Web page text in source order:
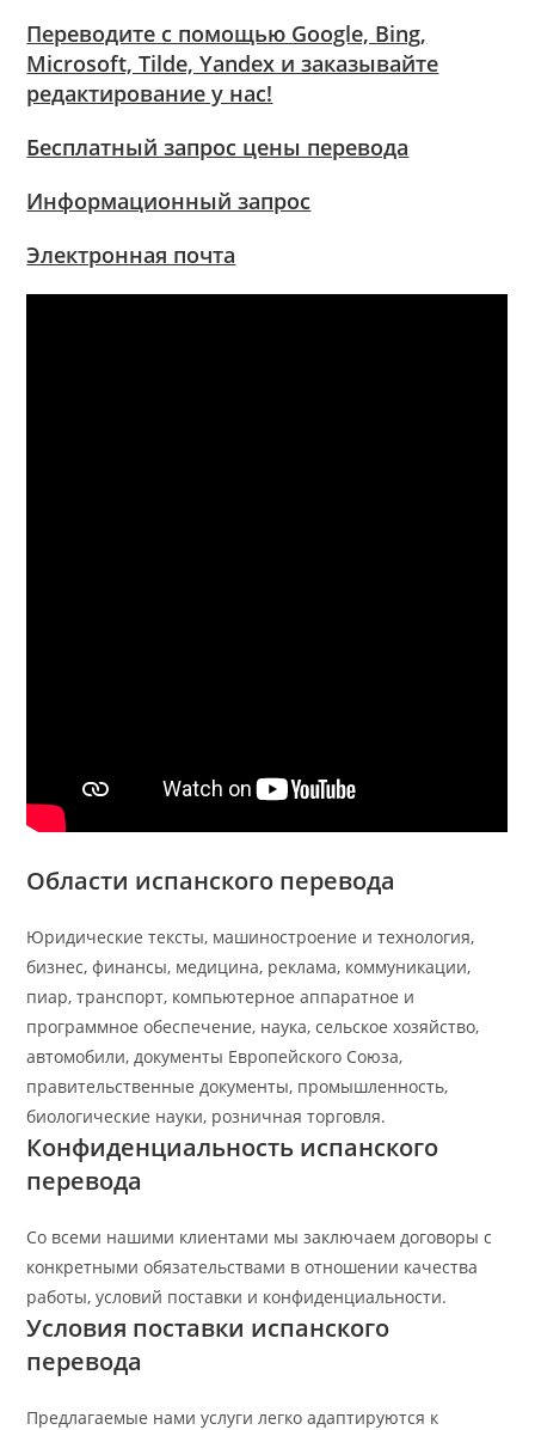
Переводите с помощью Google, Bing,
Microsoft, Tilde, Yandex и заказывайте
редактирование у нас!
Бесплатный запрос цены перевода
Информационный запрос
Электронная почта
Области испанского перевода
Юридические тексты, машиностроение и технология,
бизнес, финансы, медицина, реклама, коммуникации,
пиар, транспорт, компьютерное аппаратное и
программное обеспечение, наука, сельское хозяйство,
автомобили, документы Европейского Союза,
правительственные документы, промышленность,
биологические науки, розничная торговля.
Конфиденциальность испанского
перевода
Со всеми нашими клиентами мы заключаем договоры с
конкретными обязательствами в отношении качества
работы, условий поставки и конфиденциальности.
Условия поставки испанского
перевода
Предлагаемые нами услуги легко адаптируются к